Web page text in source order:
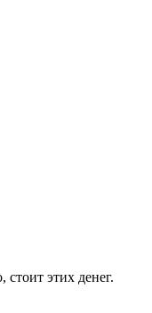
этих денег.